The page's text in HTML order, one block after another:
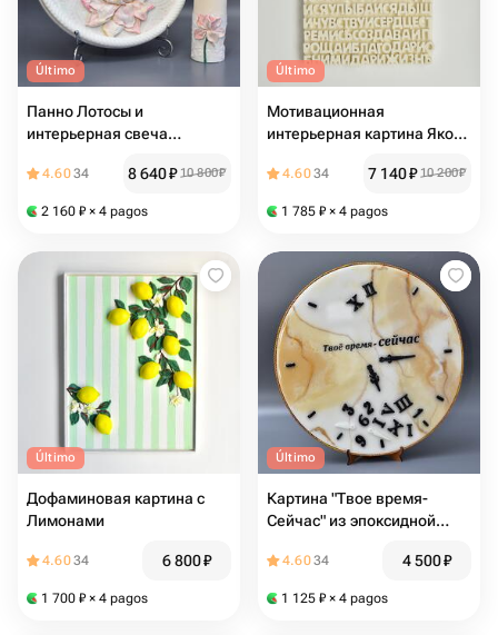
Último
Панно Лотосы и
интерьерная свеча
4.6034 8 640₽ 10 800₽
2 160 ₽ × 4 pagos
Último
Мотивационная
интерьерная картина Якорь
4.6034 7 140₽ 10 200₽
1 785 ₽ × 4 pagos
Último
Дофаминовая картина с
Лимонами
4.6034 6 800₽
1 700 ₽ × 4 pagos
Último
Картина "Твое время-
Сейчас" из эпоксидной
4.6034 4 500₽
1 125 ₽ × 4 pagos